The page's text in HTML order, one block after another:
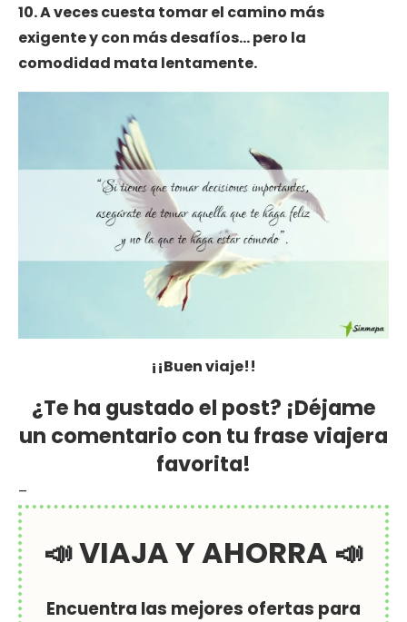
10. A veces cuesta tomar el camino más
exigente y con más desafíos… pero la
comodidad mata lentamente.
¡¡Buen viaje!!
¿Te ha gustado el post? ¡Déjame
un comentario con tu frase viajera
favorita!
–
📣 VIAJA Y AHORRA 📣
Encuentra las mejores ofertas para